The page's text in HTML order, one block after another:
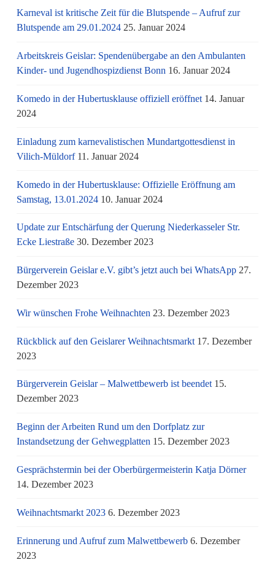
Karneval ist kritische Zeit für die Blutspende – Aufruf zur
Blutspende am 29.01.2024 25. Januar 2024
Arbeitskreis Geislar: Spendenübergabe an den Ambulanten
Kinder- und Jugendhospizdienst Bonn 16. Januar 2024
Komedo in der Hubertusklause offiziell eröffnet 14. Januar
2024
Einladung zum karnevalistischen Mundartgottesdienst in
Vilich-Müldorf 11. Januar 2024
Komedo in der Hubertusklause: Offizielle Eröffnung am
Samstag, 13.01.2024 10. Januar 2024
Update zur Entschärfung der Querung Niederkasseler Str.
Ecke Liestraße 30. Dezember 2023
Bürgerverein Geislar e.V. gibt’s jetzt auch bei WhatsApp 27.
Dezember 2023
Wir wünschen Frohe Weihnachten 23. Dezember 2023
Rückblick auf den Geislarer Weihnachtsmarkt 17. Dezember
2023
Bürgerverein Geislar – Malwettbewerb ist beendet 15.
Dezember 2023
Beginn der Arbeiten Rund um den Dorfplatz zur
Instandsetzung der Gehwegplatten 15. Dezember 2023
Gesprächstermin bei der Oberbürgermeisterin Katja Dörner
14. Dezember 2023
Weihnachtsmarkt 2023 6. Dezember 2023
Erinnerung und Aufruf zum Malwettbewerb 6. Dezember
2023